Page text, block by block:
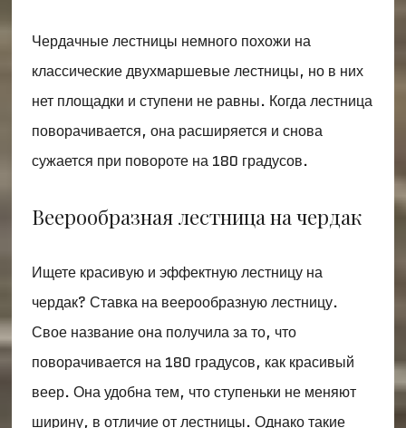
Чердачные лестницы немного похожи на
классические двухмаршевые лестницы, но в них
нет площадки и ступени не равны. Когда лестница
поворачивается, она расширяется и снова
сужается при повороте на 180 градусов.
Веерообразная лестница на чердак
Ищете красивую и эффектную лестницу на
чердак? Ставка на веерообразную лестницу.
Свое название она получила за то, что
поворачивается на 180 градусов, как красивый
веер. Она удобна тем, что ступеньки не меняют
ширину, в отличие от лестницы. Однако такие